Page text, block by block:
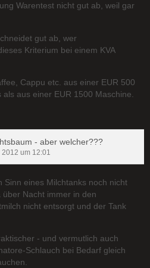
Warentest nicht gut ab, weil gar
gut ab, wer
Kriterium bei einem KVA
Cappu etc. aus einer EUR 500
aus einer EUR 1500 Maschine.
- aber welcher???
2012 um 12:01
Sinn eines Milchtanks noch nicht
Nacht immer in den
nicht entsorgt und der Tank
- und vermutlich auch
Schlauch bei Bedarf gleich